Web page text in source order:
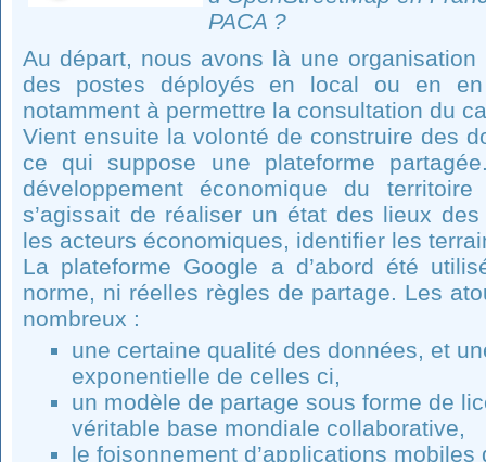
PACA ?
Au départ, nous avons là une
des postes déployés en local ou en
notamment à permettre la consultation du
Vient ensuite la volonté de construire des
ce qui suppose une plateforme
développement économique du
s’agissait de réaliser un état des lieux
les acteurs économiques, identifier les
La plateforme Google a d’abord été
norme, ni réelles règles de partage. Les
nombreux :
une certaine qualité des données, et
exponentielle de celles ci,
un modèle de partage sous forme de
véritable base mondiale collaborative,
le foisonnement d’applications mobiles